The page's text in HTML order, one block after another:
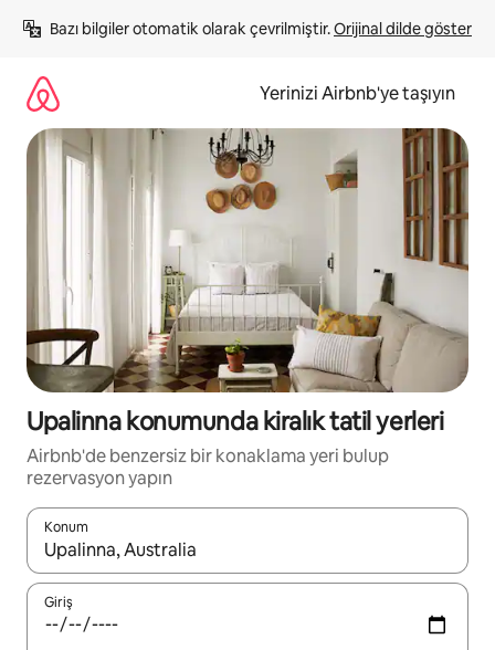
atla
Bazı bilgiler otomatik olarak çevrilmiştir. Orijinal dilde göster
Yerinizi Airbnb'ye taşıyın
Upalinna konumunda kiralık tatil yerleri
Airbnb'de benzersiz bir konaklama yeri bulup
rezervasyon yapın
Konum
Sonuçlar kullanılabilir olduğunda yukarı ve aşağı oklarıyla
Giriş